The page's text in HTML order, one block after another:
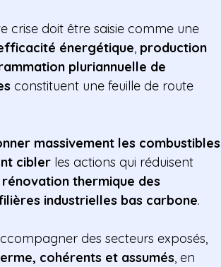
crise doit être saisie comme une
énergétique, production
pluriannuelle de
constituent une feuille de route
massivement les combustibles
cibler les actions qui réduisent
rénovation thermique des
industrielles bas carbone.
des secteurs exposés,
cohérents et assumés, en